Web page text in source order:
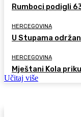
Rumboci podigli
HERCEGOVINA
U Stupama
HERCEGOVINA
Mještani Kola
Učitaj više